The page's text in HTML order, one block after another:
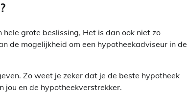
grote beslissing, Het is dan ook niet zo
de mogelijkheid om een hypotheekadviseur in de
Zo weet je zeker dat je de beste hypotheek
jou en de hypotheekverstrekker.